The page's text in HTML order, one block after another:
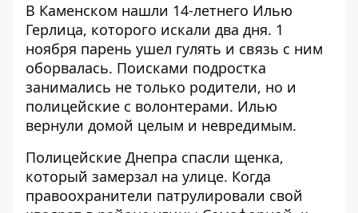
В Каменском нашли 14-летнего Илью
Герлица, которого искали два дня. 1
ноября парень ушел гулять и связь с ним
оборвалась. Поисками подростка
занимались не только родители, но и
полицейские с волонтерами. Илью
вернули домой целым и невредимым.
Полицейские Днепра спасли щенка,
который замерзал на улице. Когда
правоохранители патрулировали свой